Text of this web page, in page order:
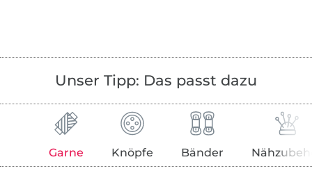
Unser Tipp: Das passt dazu
Garne Knöpfe Bänder